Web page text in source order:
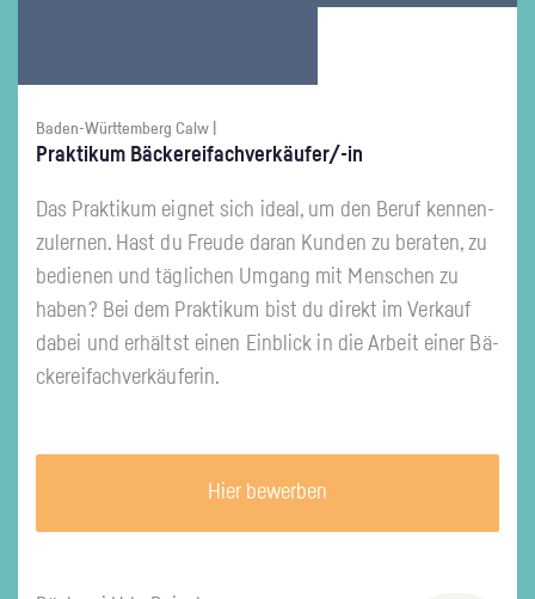
Baden-Württemberg Calw |
Prak­ti­kum Bä­cke­rei­fach­ver­käu­fer/-in
Das Prak­ti­kum eig­net sich ideal, um den Beruf ken­nen­
zu­ler­nen. Hast du Freu­de daran Kun­den zu be­ra­ten, zu
be­die­nen und täg­li­chen Um­gang mit Men­schen zu
haben? Bei dem Prak­ti­kum bist du di­rekt im Ver­kauf
dabei und er­hältst einen Ein­blick in die Ar­beit einer Bä­
cke­rei­fach­ver­käu­fe­rin.
Hier bewerben